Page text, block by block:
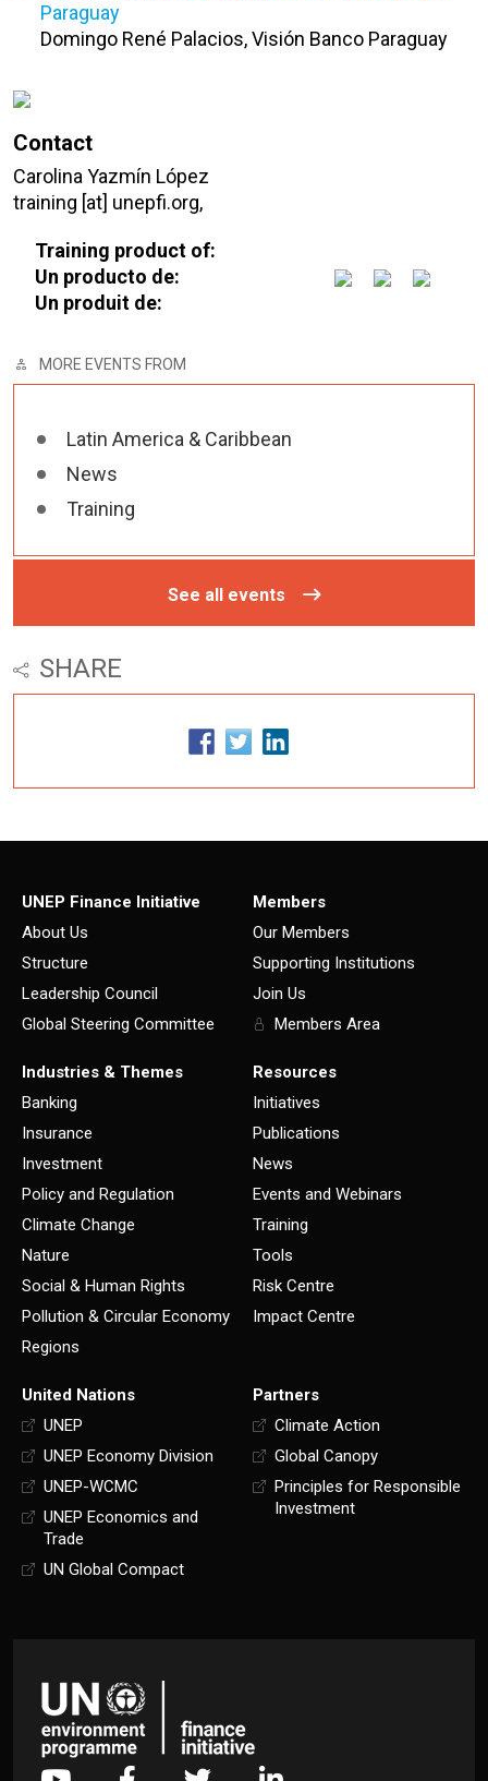
Paraguay
Domingo René Palacios, Visión Banco Paraguay
Contact
Carolina Yazmín López
training [at] unepfi.org,
Training product of:
Un producto de:
Un produit de:
MORE EVENTS FROM
Latin America & Caribbean
News
Training
See all events
SHARE
UNEP Finance Initiative
About Us
Structure
Leadership Council
Global Steering Committee
Members
Our Members
Supporting Institutions
Join Us
Members Area
Industries & Themes
Banking
Insurance
Investment
Policy and Regulation
Climate Change
Nature
Social & Human Rights
Pollution & Circular Economy
Regions
Resources
Initiatives
Publications
News
Events and Webinars
Training
Tools
Risk Centre
Impact Centre
United Nations
UNEP
UNEP Economy Division
UNEP-WCMC
UNEP Economics and
Trade
UN Global Compact
Partners
Climate Action
Global Canopy
Principles for Responsible
Investment